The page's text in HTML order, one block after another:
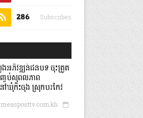
286 Subscribes
ងអភិវឌ្ឍន៍ជនបទ ចុះត្រួត
ញ្ចប់សុពលភាព
ឃុំកិះចុង ស្រុកបរកែវ